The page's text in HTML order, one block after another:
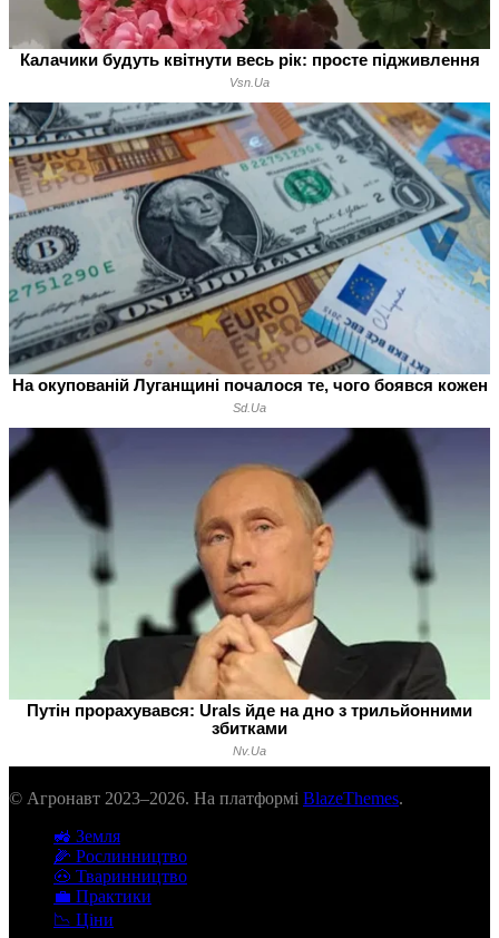
© Агронавт 2023–2026. На платформі BlazeThemes.
🚜 Земля
🌽 Рослинництво
🐽 Тваринництво
💼 Практики
📉 Ціни